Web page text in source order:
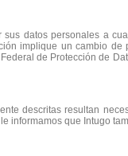
sus datos personales a
implique un cambio
de Protección de
descritas resultan
informamos que Intugo